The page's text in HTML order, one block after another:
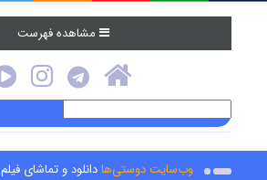
مشاهده فهرست
وب‌سایت دوستی‌هادانلود و تماشای فیلم